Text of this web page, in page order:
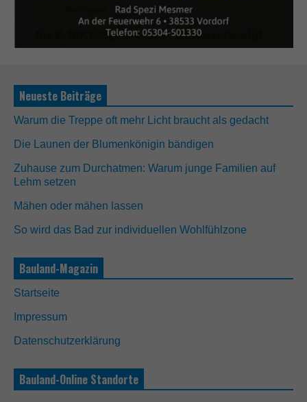
Neueste Beiträge
Warum die Treppe oft mehr Licht braucht als gedacht
Die Launen der Blumenkönigin bändigen
Zuhause zum Durchatmen: Warum junge Familien auf
Lehm setzen
Mähen oder mähen lassen
So wird das Bad zur individuellen Wohlfühlzone
Bauland-Magazin
Startseite
Impressum
Datenschutzerklärung
Bauland-Online Standorte